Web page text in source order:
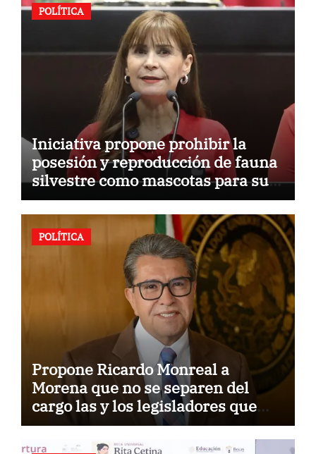
POLÍTICA
Iniciativa propone prohibir la
posesión y reproducción de fauna
silvestre como mascotas para su
comercialización
POLÍTICA
Propone Ricardo Monreal a
Morena que no se separen del
cargo las y los legisladores que
quieren reelegirse